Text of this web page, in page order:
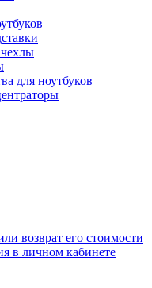
для ноутбуков
возврат его стоимости
в личном кабинете